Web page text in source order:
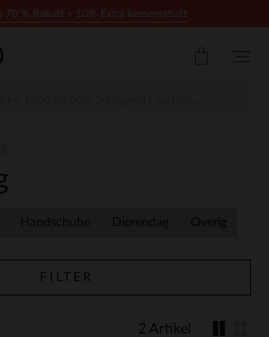
Handschuhe Dierendag Overig
FILTER
2 Artikel